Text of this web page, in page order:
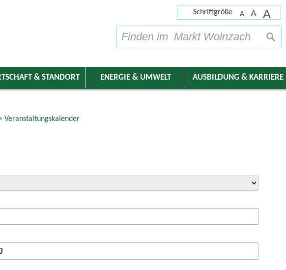
Schriftgröße A A A
& STANDORT ENERGIE & UMWELT AUSBILDUNG & KARRIERE
Veranstaltungskalender